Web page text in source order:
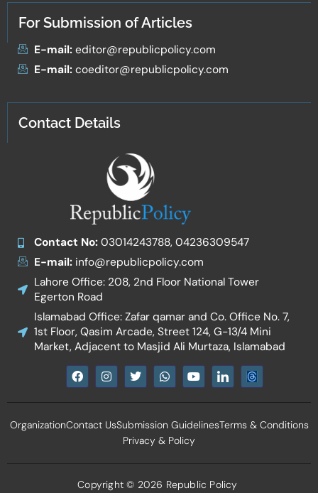
For Submission of Articles
E-mail:editor@republicpolicy.com
E-mail:coeditor@republicpolicy.com
Contact Details
Contact No:03014243788, 04236309547
E-mail:info@republicpolicy.com
Lahore Office: 208, 2nd Floor National Tower
Egerton Road
Islamabad Office: Zafar qamar and Co. Office No. 7,
1st Floor, Qasim Arcade, Street 124, G-13/4 Mini
Market, Adjacent to Masjid Ali Murtaza, Islamabad
F
a
e
o
I
n
t
g
T
w
t
e
r
W
h
t
a
p
Y
o
t
b
e
I
c
n
l
d
OrganizationContact UsSubmission GuidelinesTerms & Conditions
Privacy & Policy
Copyright © 2026 Republic Policy